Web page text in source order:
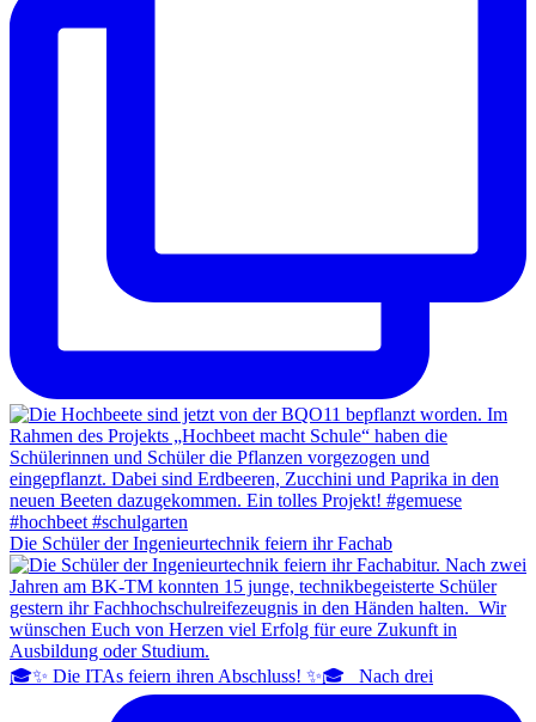
Die Schüler der Ingenieurtechnik feiern ihr Fachab
🎓✨ Die ITAs feiern ihren Abschluss! ✨🎓 Nach drei